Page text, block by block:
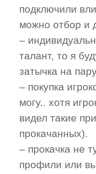
подключили
можно отбор и
–
талант, то я
затычка на
– покупка
могу.. хотя
видел такие
прокачанных).
– прокачка не
профили или